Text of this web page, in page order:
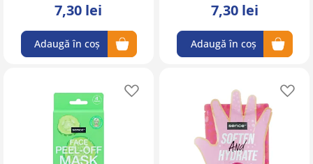
7,30 lei
Adaugă în coș
7,30 lei
Adaugă în coș
Adaugă în lista de favorite